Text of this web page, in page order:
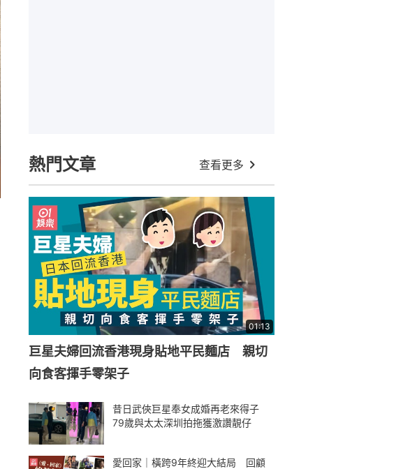
熱門文章 查看更多
01:13
巨星夫婦回流香港現身貼地平民麵店 親切
向食客揮手零架子
昔日武俠巨星奉女成婚再老來得子
79歲與太太深圳拍拖獲激讚靚仔
愛回家｜橫跨9年終迎大結局 回顧